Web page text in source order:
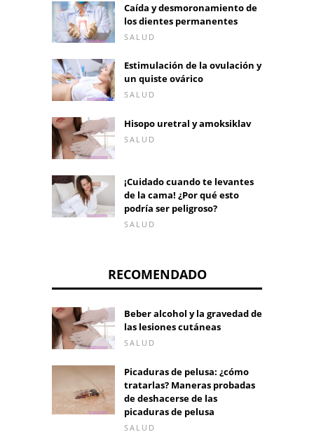
Caída y desmoronamiento de
los dientes permanentes
SALUD
Estimulación de la ovulación y
un quiste ovárico
SALUD
Hisopo uretral y amoksiklav
SALUD
¡Cuidado cuando te levantes
de la cama! ¿Por qué esto
podría ser peligroso?
SALUD
RECOMENDADO
Beber alcohol y la gravedad de
las lesiones cutáneas
SALUD
Picaduras de pelusa: ¿cómo
tratarlas? Maneras probadas
de deshacerse de las
picaduras de pelusa
SALUD